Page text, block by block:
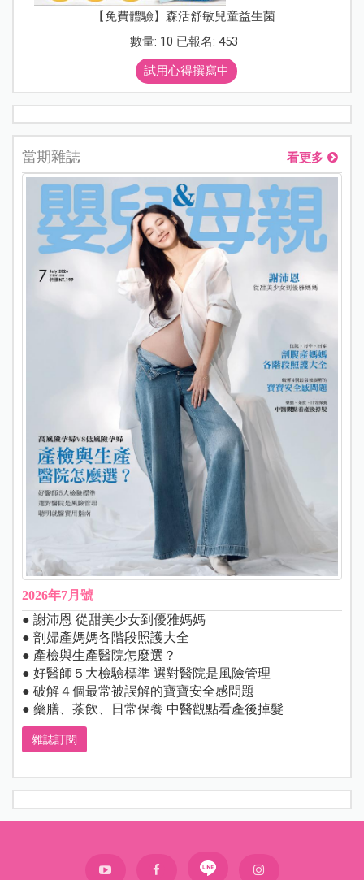
【免費體驗】森活舒敏兒童益生菌
數量: 10 已報名: 453
試用心得撰寫中
當期雜誌 看更多
2026年7月號
● 謝沛恩 從甜美少女到優雅媽媽
● 剖婦產媽媽各階段照護大全
● 產檢與生產醫院怎麼選？
● 好醫師５大檢驗標準 選對醫院是風險管理
● 破解４個最常被誤解的寶寶安全感問題
● 藥膳、茶飲、日常保養 中醫觀點看產後掉髮
雜誌訂閱